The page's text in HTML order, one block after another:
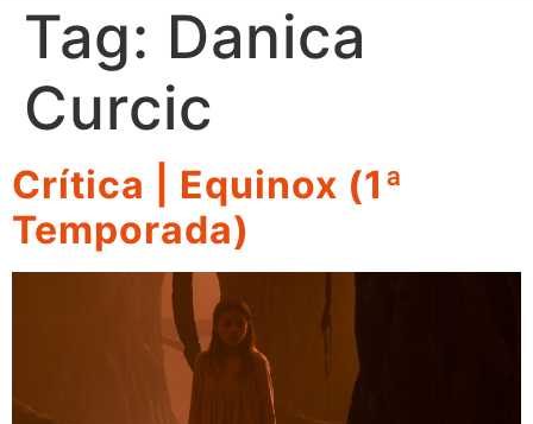
Tag: Danica
Curcic
Crítica | Equinox (1ª
Temporada)